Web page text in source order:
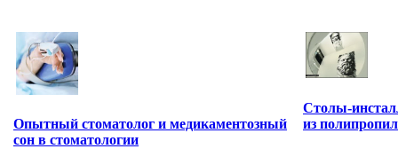
Опытный стоматолог и медикаментозный
сон в стоматологии
Столы-
из